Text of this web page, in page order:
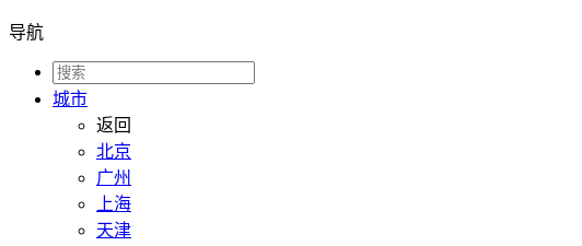
导航
城市
返回
北京
广州
上海
天津